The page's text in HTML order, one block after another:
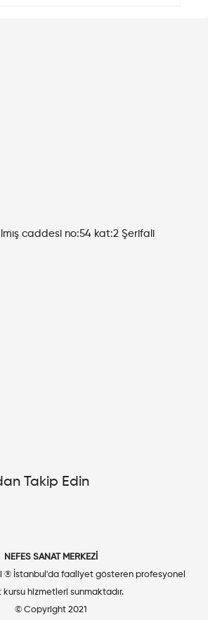
caddesi no:54 kat:2 Şerifali
Takip Edin
NEFES SANAT MERKEZİ
® İstanbul'da faaliyet gösteren profesyonel
kursu hizmetleri sunmaktadır.
© Copyright 2021